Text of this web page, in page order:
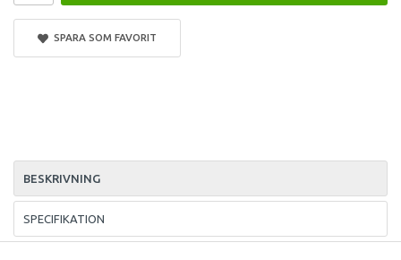
SPARA SOM FAVORIT
BESKRIVNING
SPECIFIKATION